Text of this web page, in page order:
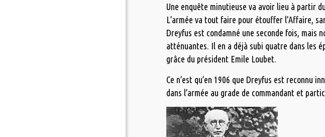
Une enquête minutieuse va avoir lieu à partir
L’armée va tout faire pour étouffer l’Affaire,
Dreyfus est condamné une seconde fois, mais
atténuantes. Il en a déjà subi quatre dans les
grâce du président Emile Loubet.
Ce n’est qu’en 1906 que Dreyfus est
dans l’armée au grade de commandant et